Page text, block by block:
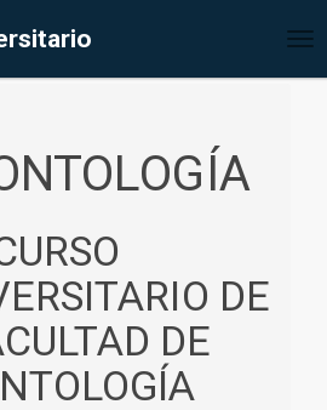
DE
DE